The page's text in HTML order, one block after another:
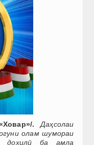
.
Даҳсолаи
олам шумораи
дохилӣ ба амла